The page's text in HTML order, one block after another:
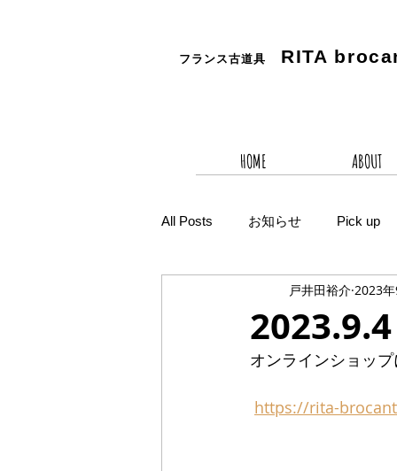
フランス古道具 RITA
HOME ABOUT
All Posts お知らせ Pick up
戸井田裕介 2023
オンラインショッ
https://rita-